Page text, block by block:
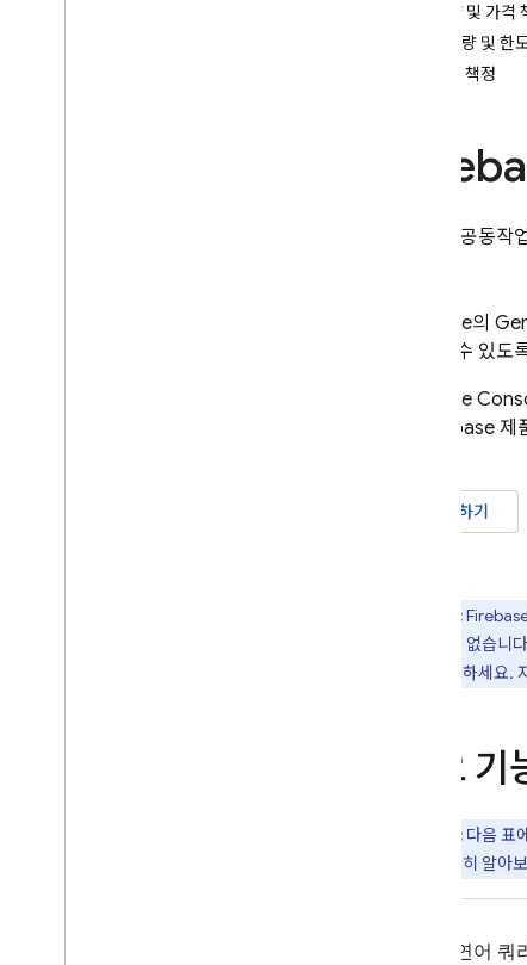
할당량 및 가격
할당량 및 한
가격 책정
AI 기반 공동
Firebase의
빌드할 수 있도
Firebase
어 Firebase
시작하기
참고:
성할 수는 없습니
트를 사용하세요.
주요 기
참고:다음 표
대해 자세히 알아
자연어 쿼